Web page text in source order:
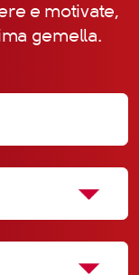
e motivate,
gemella.